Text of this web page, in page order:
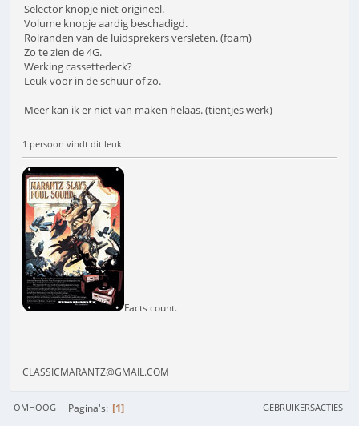
Selector knopje niet origineel.
Volume knopje aardig beschadigd.
Rolranden van de luidsprekers versleten. (foam)
Zo te zien de 4G.
Werking cassettedeck?
Leuk voor in de schuur of zo.
Meer kan ik er niet van maken helaas. (tientjes werk)
1 persoon vindt dit leuk.
Facts count.
CLASSICMARANTZ@GMAIL.COM
OMHOOG Pagina's 1 GEBRUIKERSACTIES